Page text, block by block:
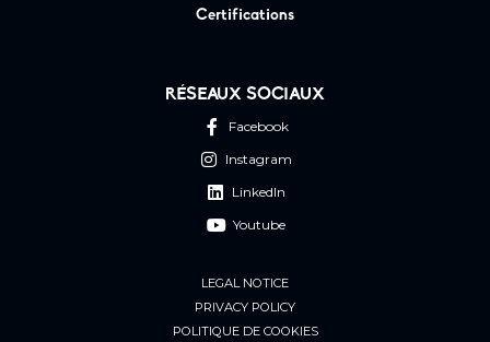
Certifications
RÉSEAUX SOCIAUX
Facebook
Instagram
LinkedIn
Youtube
LEGAL NOTICE
PRIVACY POLICY
POLITIQUE DE COOKIES